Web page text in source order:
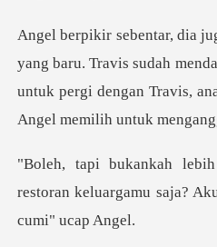
Travis sudah
untuk pergi dengan Travis
restoran keluargamu saja?